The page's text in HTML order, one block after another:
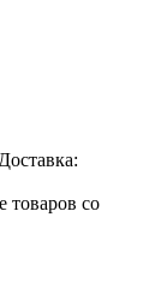
Доставка:
товаров со